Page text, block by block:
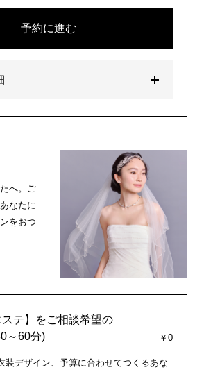
予約に進む
へ。ご
なたに
をおつ
ステ】をご相談希望の
～60分)
￥0
装デザイン、予算に合わせてつくるあな